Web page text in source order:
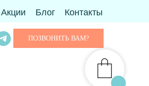
Акции Блог Контакты
ПОЗВОНИТЬ ВАМ?